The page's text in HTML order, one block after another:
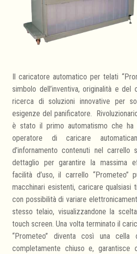
Il caricatore automatico per telati
simbolo dell’inventiva, originalità e del
ricerca di soluzioni innovative per
esigenze del panificatore.
è stato il primo automatismo che ha
operatore di caricare
d’infornamento contenuti nel carrello
dettaglio per garantire la massima
facilità d’uso, il carrello “Prometeo”
macchinari esistenti, caricare qualsiasi
con possibilità di variare
stesso telaio, visualizzandone la
touch screen. Una volta terminato il
“Prometeo” diventa così una cella
completamente chiuso e, garantisce